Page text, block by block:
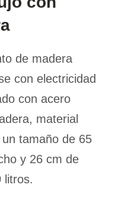
de madera
con electricidad
con acero
material
tamaño de 65
y 26 cm de
litros.